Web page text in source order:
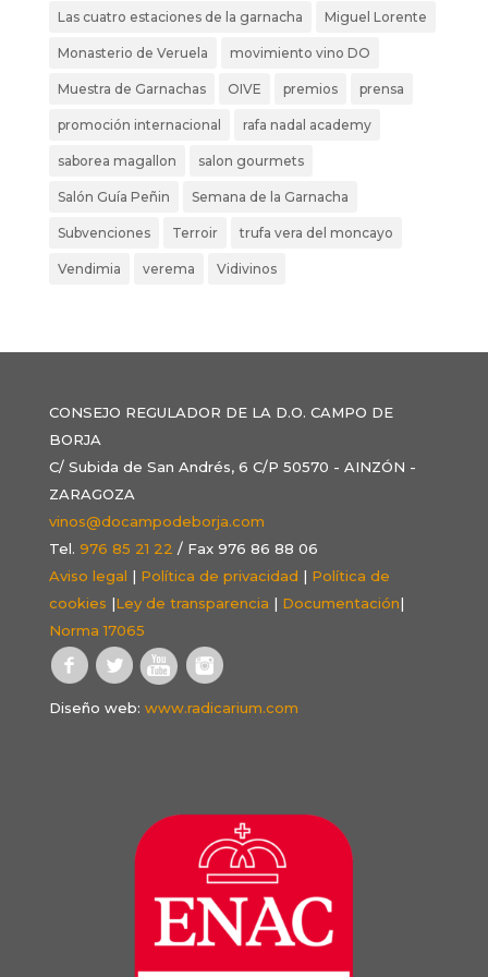
Las cuatro estaciones de la garnacha Miguel Lorente
Monasterio de Veruela movimiento vino DO
Muestra de Garnachas OIVE premios prensa
promoción internacional rafa nadal academy
saborea magallon salon gourmets
Salón Guía Peñin Semana de la Garnacha
Subvenciones Terroir trufa vera del moncayo
Vendimia verema Vidivinos
CONSEJO REGULADOR DE LA D.O. CAMPO DE
BORJA
C/ Subida de San Andrés, 6 C/P 50570 - AINZÓN -
ZARAGOZA
vinos@docampodeborja.com
Tel. 976 85 21 22 / Fax 976 86 88 06
Aviso legal | Política de privacidad | Política de
cookies |Ley de transparencia | Documentación|
Norma 17065
Diseño web: www.radicarium.com